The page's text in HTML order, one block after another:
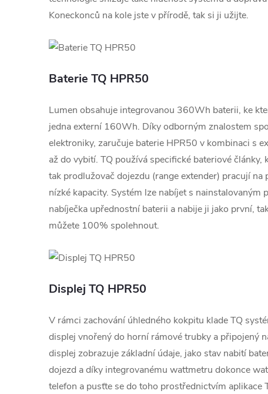
Koneckonců na kole jste v přírodě, tak si ji užijte.
Baterie TQ HPR50
Lumen obsahuje integrovanou 360Wh baterii, ke
jedna externí 160Wh. Díky odborným znalostem
elektroniky, zaručuje baterie HPR50 v kombinaci s
až do vybití. TQ používá specifické bateriové články,
tak prodlužovač dojezdu (range extender) pracují na
nízké kapacity. Systém lze nabíjet s nainstalovaným
nabíječka upřednostní baterii a nabije ji jako první,
můžete 100% spolehnout.
Displej TQ HPR50
V rámci zachování úhledného kokpitu klade TQ
displej vnořený do horní rámové trubky a připojený
displej zobrazuje základní údaje, jako stav nabití
dojezd a díky integrovanému wattmetru dokonce
telefon a pusťte se do toho prostřednictvím aplikace